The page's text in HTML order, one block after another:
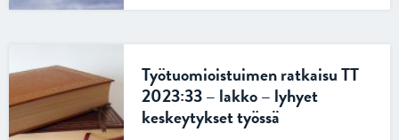
Työtuomioistuimen ratkaisu TT
2023:33 – lakko – lyhyet
keskeytykset työssä